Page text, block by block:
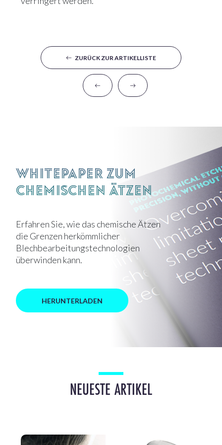
ZURÜCK ZUR ARTIKELLISTE
Whitepaper zum
chemischen Ätzen
Erfahren Sie, wie das chemische Ätzen
die Grenzen herkömmlicher
Blechbearbeitungstechnologien
überwinden kann.
HERUNTERLADEN
NEUESTE ARTIKEL